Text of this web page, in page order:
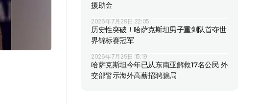
援助金
2026年7月29日 22:05
历史性突破！哈萨克斯坦男子重剑队首夺世
界锦标赛冠军
2026年7月29日 15:19
哈萨克斯坦今年已从东南亚解救17名公民 外
交部警示海外高薪招聘骗局